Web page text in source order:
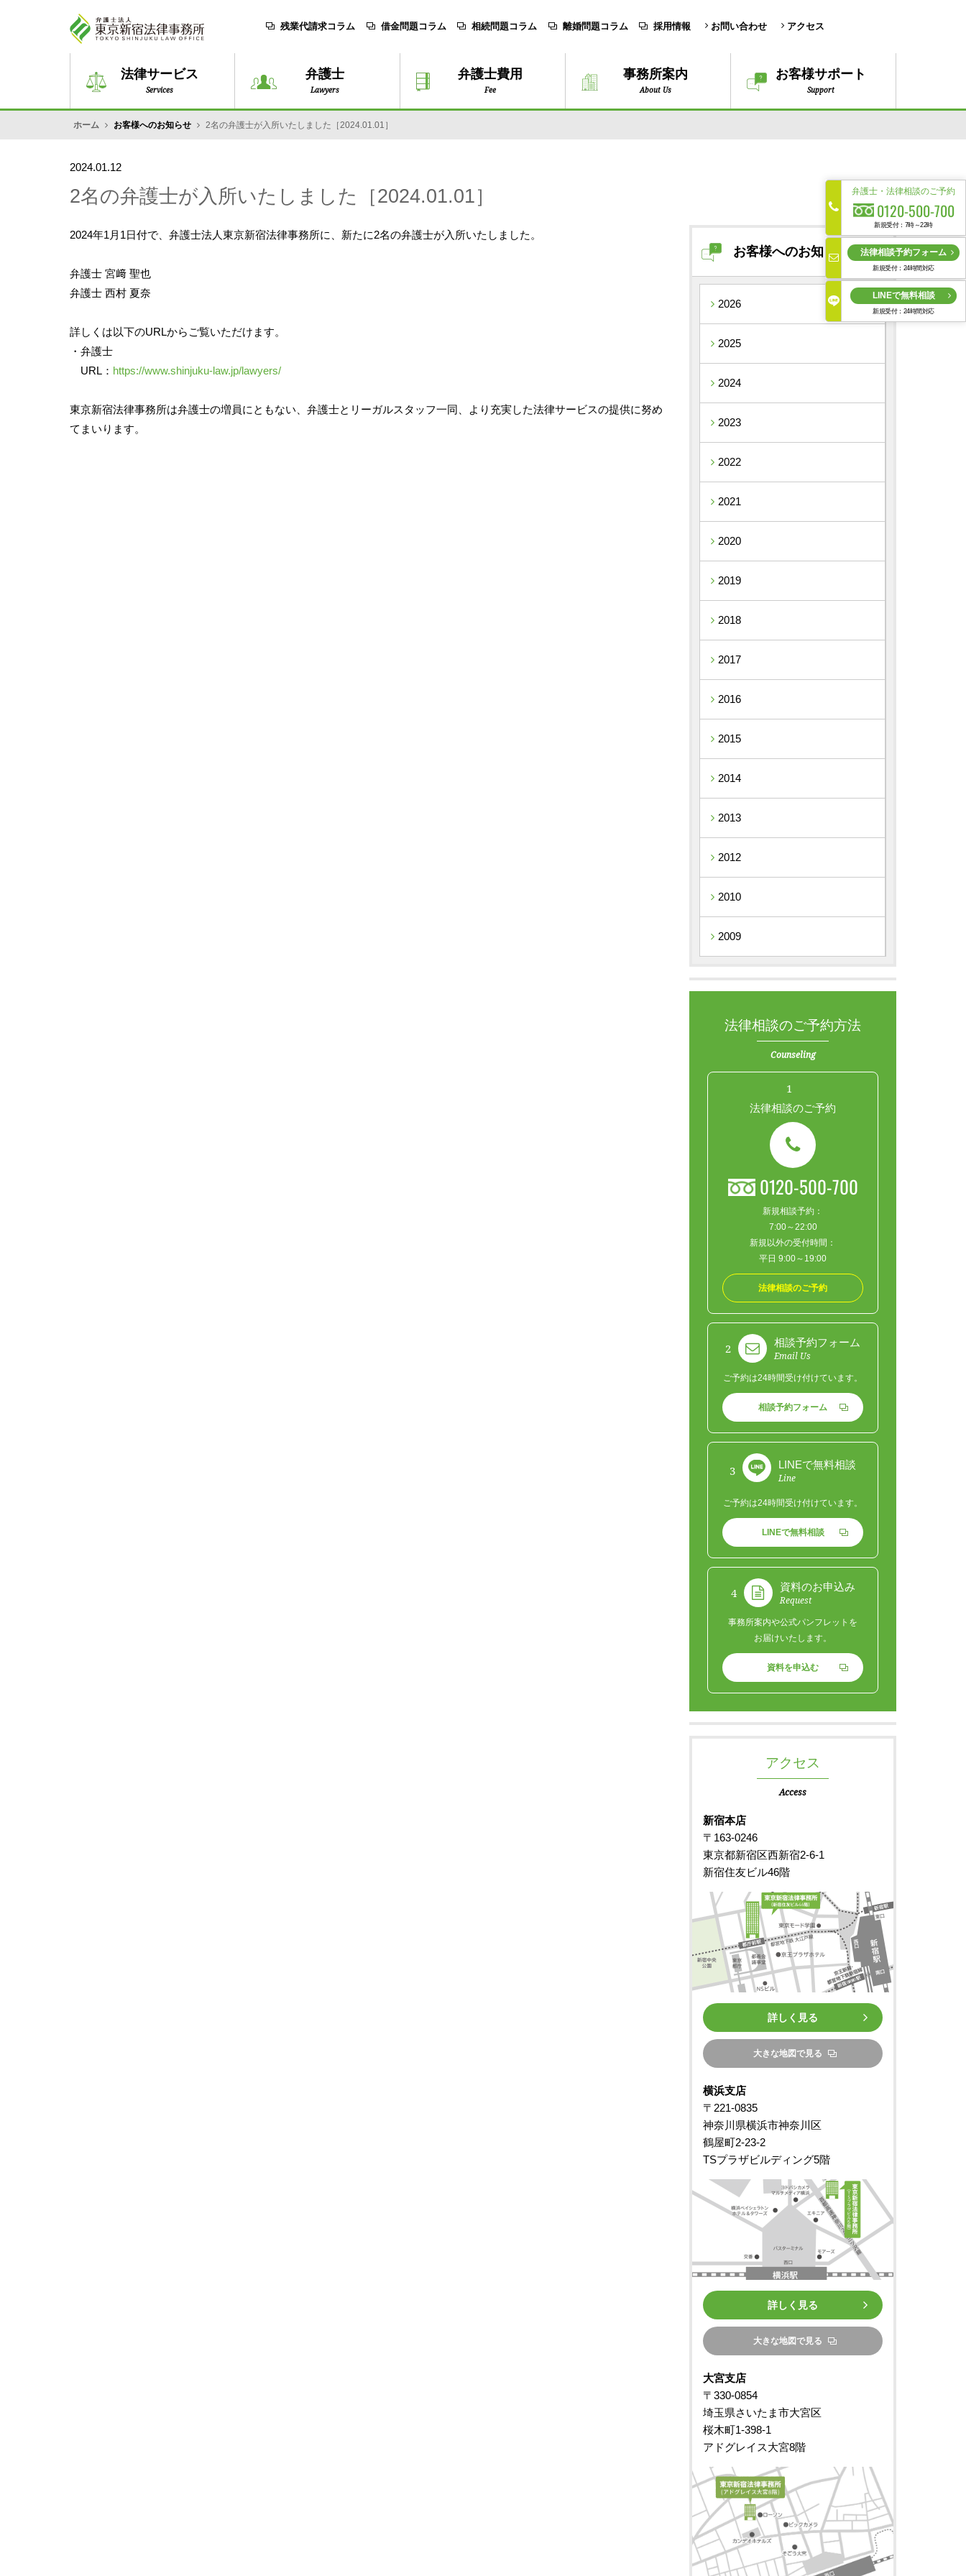
残業代請求コラム 借金問題コラム 相続問題コラム 離婚問題コラム 採用情報 お問い合わせ アクセス
法律サービス
Services
弁護士
Lawyers
弁護士費用
Fee
事務所案内
About Us
お客様サポート
Support
ホーム お客様へのお知らせ 2名の弁護士が入所いたしました［2024.01.01］
2024.01.12
2名の弁護士が入所いたしました［2024.01.01］
2024年1月1日付で、弁護士法人東京新宿法律事務所に、新たに2名の弁護士が入所いたしました。
弁護士 宮﨑 聖也
弁護士 西村 夏奈
詳しくは以下のURLからご覧いただけます。
・弁護士
URL： https://www.shinjuku-law.jp/lawyers/
東京新宿法律事務所は弁護士の増員にともない、弁護士とリーガルスタッフ一同、より充実した法律サービスの提供に努め
てまいります。
お客様へのお知らせ
2026
2025
2024
2023
2022
2021
2020
2019
2018
2017
2016
2015
2014
2013
2012
2010
2009
法律相談のご予約方法
Counseling
1
法律相談のご予約
0120-500-700
新規相談予約：
7:00～22:00
新規以外の受付時間：
平日 9:00～19:00
法律相談のご予約
2
相談予約フォーム
Email Us
ご予約は24時間受け付けています。
相談予約フォーム
3
LINEで無料相談
Line
ご予約は24時間受け付けています。
LINEで無料相談
4
資料のお申込み
Request
事務所案内や公式パンフレットを
お届けいたします。
資料を申込む
アクセス
Access
新宿本店
〒163-0246
東京都新宿区西新宿2-6-1
新宿住友ビル46階
詳しく見る
大きな地図で見る
横浜支店
〒221-0835
神奈川県横浜市神奈川区
鶴屋町2-23-2
TSプラザビルディング5階
詳しく見る
大きな地図で見る
大宮支店
〒330-0854
埼玉県さいたま市大宮区
桜木町1-398-1
アドグレイス大宮8階
弁護士・法律相談のご予約
0120-500-700
新規受付：7時～22時
法律相談予約フォーム
新規受付：24時間対応
LINEで無料相談
新規受付：24時間対応